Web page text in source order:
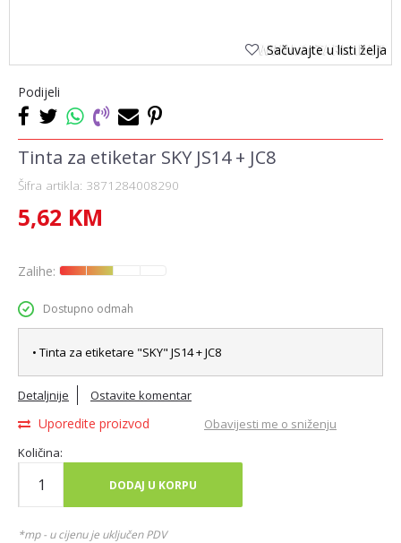
Sačuvajte u listi želja
Podijeli
Tinta za etiketar SKY JS14 + JC8
Šifra artikla: 3871284008290
5,62 KM
Zalihe:
Dostupno odmah
• Tinta za etiketare "SKY" JS14 + JC8
Detaljnije Ostavite komentar
Uporedite proizvod
Obavijesti me o sniženju
Količina:
DODAJ U KORPU
*mp - u cijenu je uključen PDV